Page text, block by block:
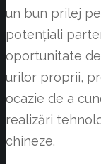
un bun prilej
potențiali
oportunitate
urilor proprii,
ocazie de a
realizări
chineze.